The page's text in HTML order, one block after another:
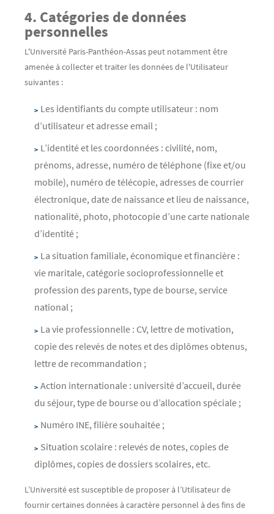
4. Catégories de données
personnelles
L'Université Paris-Panthéon-Assas peut notamment être
amenée à collecter et traiter les données de l'Utilisateur
suivantes :
Les identifiants du compte utilisateur : nom
d’utilisateur et adresse email ;
L’identité et les coordonnées : civilité, nom,
prénoms, adresse, numéro de téléphone (fixe et/ou
mobile), numéro de télécopie, adresses de courrier
électronique, date de naissance et lieu de naissance,
nationalité, photo, photocopie d’une carte nationale
d’identité ;
La situation familiale, économique et financière :
vie maritale, catégorie socioprofessionnelle et
profession des parents, type de bourse, service
national ;
La vie professionnelle : CV, lettre de motivation,
copie des relevés de notes et des diplômes obtenus,
lettre de recommandation ;
Action internationale : université d’accueil, durée
du séjour, type de bourse ou d’allocation spéciale ;
Numéro INE, filière souhaitée ;
Situation scolaire : relevés de notes, copies de
diplômes, copies de dossiers scolaires, etc.
L’Université est susceptible de proposer à l’Utilisateur de
fournir certaines données à caractère personnel à des fins de